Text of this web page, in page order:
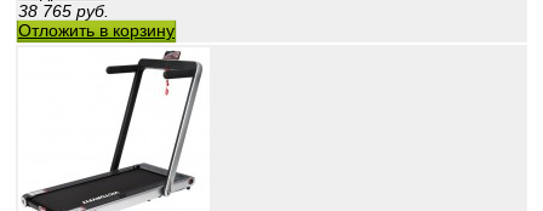
38 765 руб.
Отложить в корзину